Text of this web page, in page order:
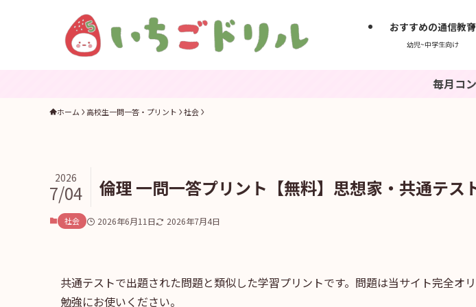
おすすめの通信教育
幼児~中学生向け
毎月コンテンツを更新
ホーム 高校生一問一答・プリント 社会
倫理 一問一答プリント【無料】思想家・共通テス
2026
7/04
社会 2026年6月11日 2026年7月4日
共通テストで出題された問題と類似した学習プリントです。問題は当サイト完全オ
勉強にお使いください。